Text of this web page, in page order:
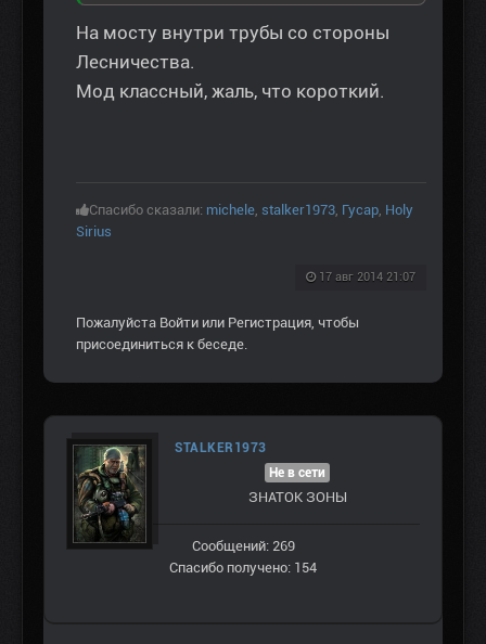
На мосту внутри трубы со стороны
Лесничества.
Мод классный, жаль, что короткий.
Спасибо сказали: michele, stalker1973, Гусар, Holy
Sirius
17 авг 2014 21:07
Пожалуйста Войти или Регистрация, чтобы
присоединиться к беседе.
STALKER1973
Не в сети
ЗНАТОК ЗОНЫ
Сообщений: 269
Спасибо получено: 154